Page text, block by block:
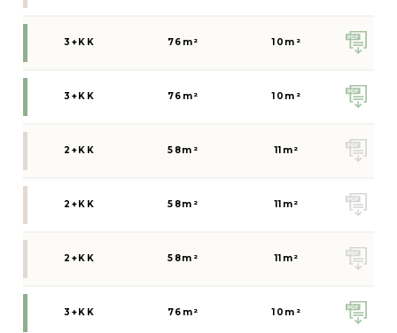
3+KK 76 m² 10 m²
3+KK 76 m² 10 m²
2+KK 58m² 11 m²
2+KK 58m² 11 m²
2+KK 58m² 11 m²
3+KK 76 m² 10 m²